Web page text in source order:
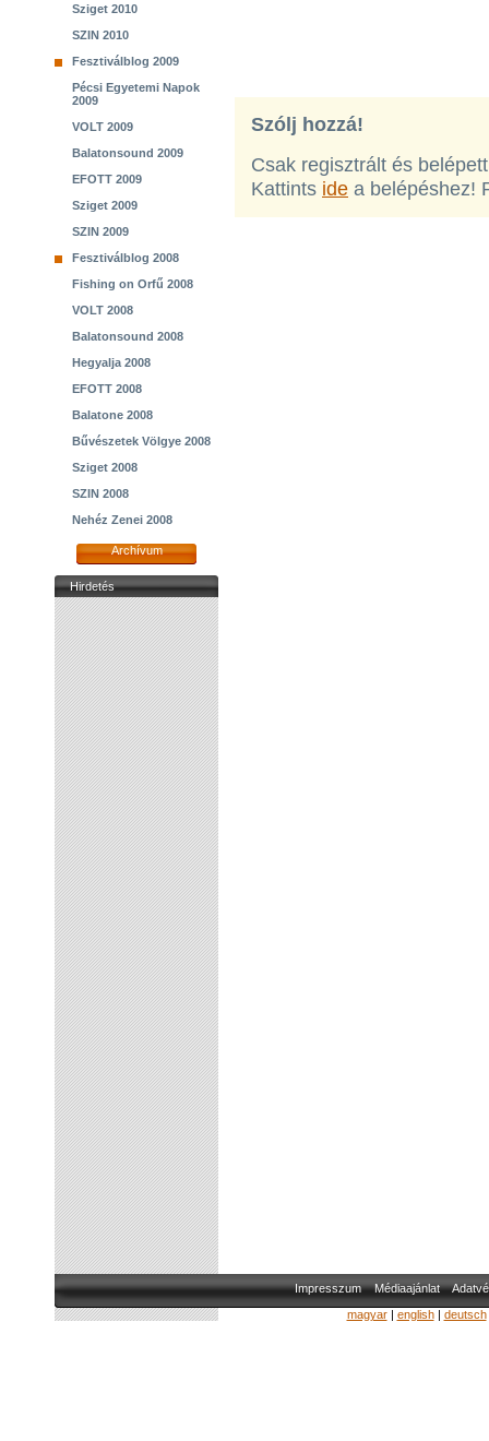
Sziget 2010
SZIN 2010
Fesztiválblog 2009
Pécsi Egyetemi Napok
2009
VOLT 2009
Balatonsound 2009
EFOTT 2009
Sziget 2009
SZIN 2009
Fesztiválblog 2008
Fishing on Orfű 2008
VOLT 2008
Balatonsound 2008
Hegyalja 2008
EFOTT 2008
Balatone 2008
Bűvészetek Völgye 2008
Sziget 2008
SZIN 2008
Nehéz Zenei 2008
Archívum
Hirdetés
Szólj hozzá!
Csak regisztrált és
Kattints ide a belépéshez!
Impresszum Médiaajánlat
magyar| english| deutsch